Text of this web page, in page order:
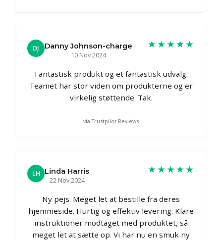
DJ
Danny Johnson-charge
10 Nov 2024
★★★★★
Fantastisk produkt og et fantastisk udvalg.
Teamet har stor viden om produkterne og er
virkelig støttende. Tak.
via Trustpilot Reviews
LH
Linda Harris
22 Nov 2024
★★★★★
Ny pejs. Meget let at bestille fra deres
hjemmeside. Hurtig og effektiv levering. Klare
instruktioner modtaget med produktet, så
meget let at sætte op. Vi har nu en smuk ny